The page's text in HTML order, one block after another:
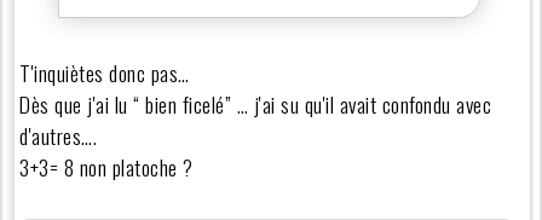
T'inquiètes donc pas…
Dès que j'ai lu “ bien ficelé” … j'ai su qu'il avait confondu avec
d'autres….
3+3= 8 non platoche ?